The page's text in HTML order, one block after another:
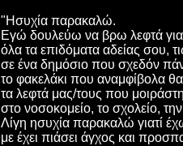
"Ησυχία παρακαλώ.
Εγώ δουλεύω να βρω λεφτά
όλα τα επιδόματα αδείας σου,
σε ένα δημόσιο που σχεδόν
το φακελάκι που αναμφίβολα
τα λεφτά μας/τους που
στο νοσοκομείο, το σχολείο,
Λίγη ησυχία παρακαλώ
με έχει πιάσει άγχος και